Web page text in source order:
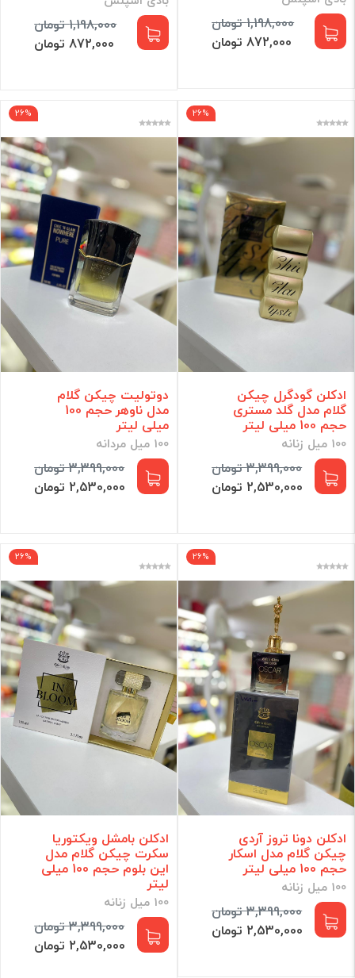
1,198,000 تومان
872,000 تومان
1,198,000 تومان
872,000 تومان
26%
ادکلن گودگرل چیکن
گلام مدل گلد مستری
حجم 100 میلی لیتر
100 میل زنانه
3,399,000 تومان
2,530,000 تومان
26%
دوتولیت چیکن گلام
مدل ناوهر حجم 100
میلی لیتر
100 میل مردانه
3,399,000 تومان
2,530,000 تومان
26%
ادکلن دونا تروز آردی
چیکن گلام مدل اسکار
حجم 100 میلی لیتر
100 میل زنانه
3,399,000 تومان
2,530,000 تومان
26%
ادکلن بامشل ویکتوریا
سکرت چیکن گلام مدل
این بلوم حجم 100 میلی
لیتر
100 میل زنانه
3,399,000 تومان
2,530,000 تومان